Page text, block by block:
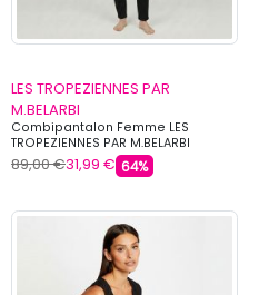
LES TROPEZIENNES PAR
M.BELARBI
Combipantalon Femme LES
TROPEZIENNES PAR M.BELARBI
89,00 €31,99 € 64%